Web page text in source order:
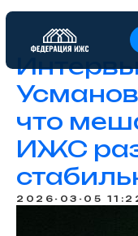
что
ИЖС
2026-03-05